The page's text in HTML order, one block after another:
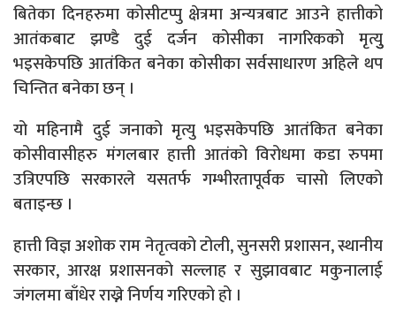
बितेका दिनहरुमा कोसीटप्पु क्षेत्रमा अन्यत्रबाट आउने हात्तीको
आतंकबाट झण्डै दुई दर्जन कोसीका नागरिकको मृत्युु
भइसकेपछि आतंकित बनेका कोसीका सर्वसाधारण अहिले थप
चिन्तित बनेका छन् ।
यो महिनामै दुई जनाको मृत्यु भइसकेपछि आतंकित बनेका
कोसीवासीहरु मंगलबार हात्ती आतंको विरोधमा कडा रुपमा
उत्रिएपछि सरकारले यसतर्फ गम्भीरतापूर्वक चासो लिएको
बताइन्छ ।
हात्ती विज्ञ अशोक राम नेतृत्वको टोली, सुनसरी प्रशासन, स्थानीय
सरकार, आरक्ष प्रशासनको सल्लाह र सुझावबाट मकुनालाई
जंगलमा बाँधेर राख्ने निर्णय गरिएको हो ।